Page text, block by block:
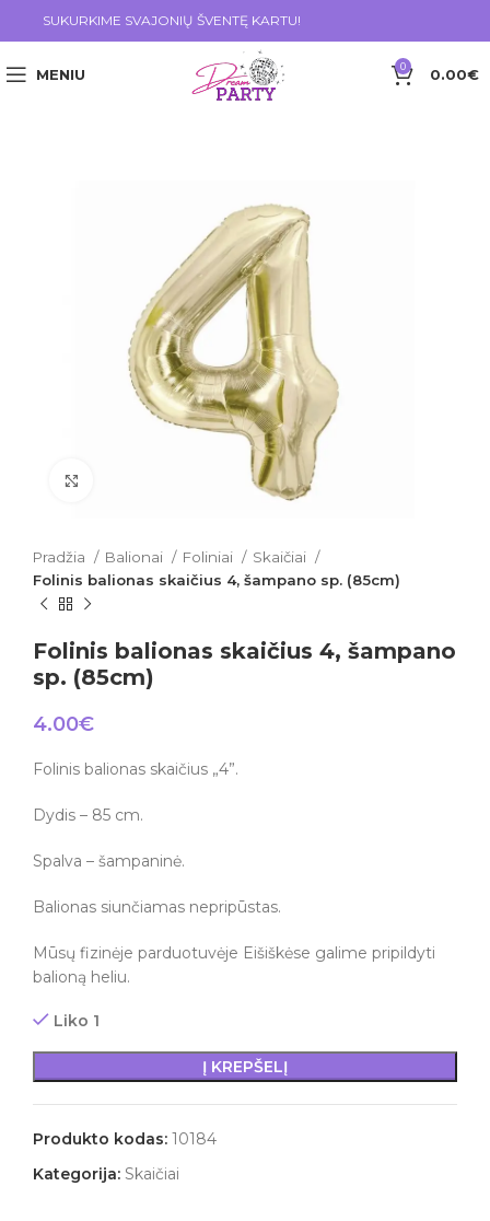
SUKURKIME SVAJONIŲ ŠVENTĘ KARTU!
MENIU 0 0.00€
Pradžia Balionai Foliniai
Skaičiai
Folinis balionas skaičius 4, šampano sp. (85cm)
Folinis balionas skaičius 4, šampano
sp. (85cm)
4.00€
Folinis balionas skaičius „4”.
Dydis – 85 cm.
Spalva – šampaninė.
Balionas siunčiamas nepripūstas.
Mūsų fizinėje parduotuvėje Eišiškėse galime pripildyti
balioną heliu.
Liko 1
Į KREPŠELĮ
Produkto kodas: 10184
Kategorija: Skaičiai